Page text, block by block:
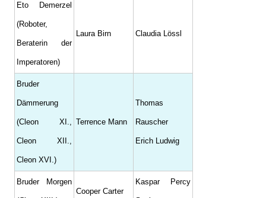
Eto Demerzel
(Roboter,
Beraterin der
Imperatoren)
Laura Birn Claudia Lössl
Bruder
Dämmerung
(Cleon XI.,
Cleon XII.,
Cleon XVI.)
Terrence Mann
Thomas
Rauscher
Erich Ludwig⁠
Bruder Morgen
Cooper Carter
Kaspar Percy